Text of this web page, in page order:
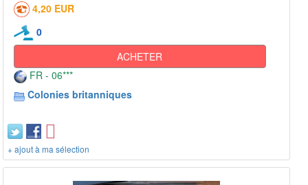
4,20 EUR
0
ACHETER
FR - 06***
Colonies britanniques
+ ajout à ma sélection